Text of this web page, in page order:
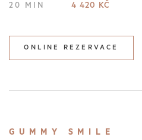
20 MIN 4 420 KČ
ONLINE REZERVACE
GUMMY SMILE